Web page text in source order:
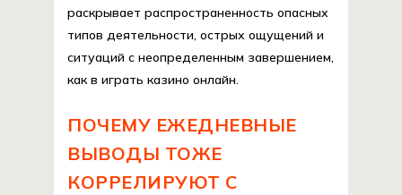
раскрывает распространенность опасных
типов деятельности, острых ощущений и
ситуаций с неопределенным завершением,
как в играть казино онлайн.
ПОЧЕМУ ЕЖЕДНЕВНЫЕ
ВЫВОДЫ ТОЖЕ
КОРРЕЛИРУЮТ С